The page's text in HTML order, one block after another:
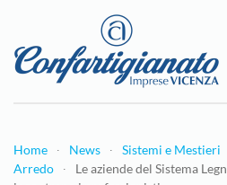
Passa al contenuto principale
Home News Sistemi e Mestieri
Arredo
Le aziende del Sistema